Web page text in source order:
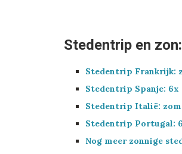
Stedentrip en
Stedentrip Frankrijk:
Stedentrip Spanje:
Stedentrip Italië:
Stedentrip Portugal:
Nog meer zonnige